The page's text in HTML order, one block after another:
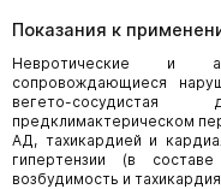
Показания к
Невротические и
сопровождающиеся
вегето-
предклимактерическом
АД, тахикардией и
гипертензии (в
возбудимость и